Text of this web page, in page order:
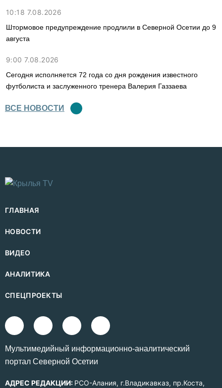
10:18 7.08.2026
Штормовое предупреждение продлили в Северной Осетии до 9
августа
9:00 7.08.2026
Сегодня исполняется 72 года со дня рождения известного
футболиста и заслуженного тренера Валерия Газзаева
ВСЕ НОВОСТИ
ГЛАВНАЯ
НОВОСТИ
ВИДЕО
АНАЛИТИКА
СПЕЦПРОЕКТЫ
Mультимедийный информационно-аналитический
портал Северной Осетии
АДРЕС РЕДАКЦИИ: РСО-Алания, г.Владикавказ, пр.Коста,